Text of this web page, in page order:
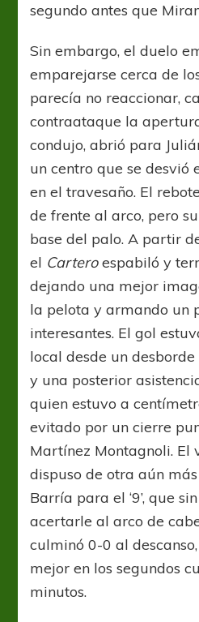
segundo antes que
Sin embargo, el duelo
emparejarse cerca de
parecía no reaccionar,
contraataque la
condujo, abrió para
un centro que se desvió
en el travesaño. El
de frente al arco, pero
base del palo. A partir
el Carteroespabiló y
dejando una mejor
la pelota y armando un
interesantes. El gol
local desde un
y una posterior
quien estuvo a
evitado por un cierre
Martínez Montagnoli. El
dispuso de otra aún
Barría para el ‘9’, que
acertarle al arco de
culminó 0-0 al
mejor en los segundos
minutos.